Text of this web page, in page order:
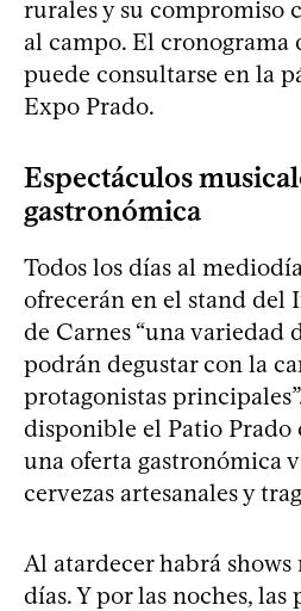
rurales y su compromiso
al campo. El cronograma
puede consultarse en la
Expo Prado.
Espectáculos
gastronómica
Todos los días al
ofrecerán en el stand del
de Carnes “una variedad
podrán degustar con la
protagonistas
disponible el Patio
una oferta gastronómica
cervezas artesanales y
Al atardecer habrá shows
días. Y por las noches, las